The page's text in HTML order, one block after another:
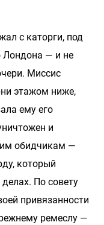
с каторги, под
Лондона — и не
Миссис
этажом ниже,
ему его
и
обидчикам —
который
По совету
привязанности
ремеслу —